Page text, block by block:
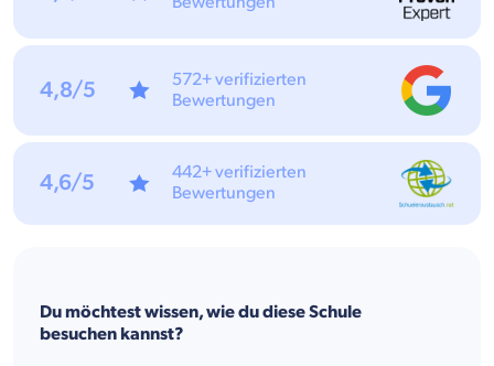
Du möchtest wissen, wie du diese Schule
besuchen kannst?
4,8/5
572+ verifizierten
Bewertungen
4,6/5
442+ verifizierten
Bewertungen